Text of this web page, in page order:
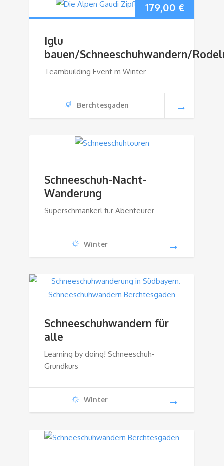
179,00 €
Iglu
bauen/Schneeschuhwandern/
Teambuilding Event m Winter
Berchtesgaden
Schneeschuh-Nacht-
Wanderung
Superschmankerl für Abenteurer
Winter
Schneeschuhwandern für
alle
Learning by doing! Schneeschuh-
Grundkurs
Winter